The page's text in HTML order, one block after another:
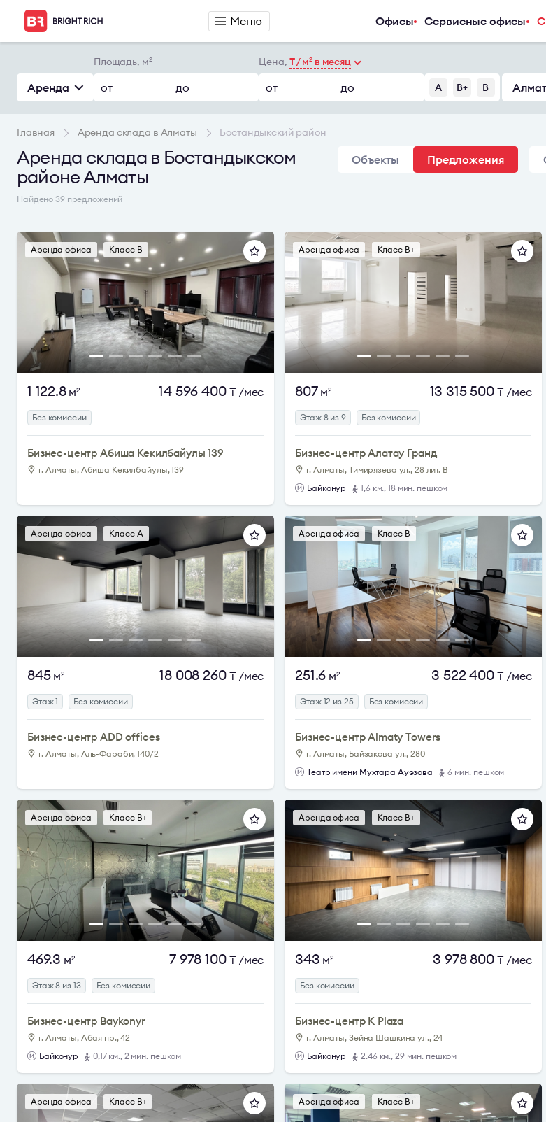
Меню Офисы Сервисные офисы
Аренда
Площадь, м2
от до
Цена, ₸ / м2в месяц
от до A B+ B
Главная Аренда склада в Алматы Бостандыкский район
Аренда склада в Бостандыкском
районе Алматы
Найдено 39 предложений
Объекты Предложения
Аренда офиса Класс B
1 122.8м2 14 596 400₸ /мес
Без комиссии
Бизнес-центр Абиша Кекилбайулы 139
г. Алматы, Абиша Кекилбайулы, 139
Аренда офиса Класс B+
807м2 13 315 500₸ /мес
Этаж 8 из 9 Без комиссии
Бизнес-центр Алатау Гранд
г. Алматы, Тимирязева ул., 28 лит. В
Байконур
1,6 км., 18 мин. пешком
Аренда офиса Класс A
845м2 18 008 260₸ /мес
Этаж 1 Без комиссии
Бизнес-центр ADD offices
г. Алматы, Аль-Фараби, 140/2
Аренда офиса Класс B
251.6 м2 3 522 400₸ /мес
Этаж 12 из 25 Без комиссии
Бизнес-центр Almaty Towers
г. Алматы, Байзакова ул., 280
Театр имени Мухтара Ауэзова
6 мин. пешком
Аренда офиса Класс B+
469.3 м2 7 978 100₸ /мес
Этаж 8 из 13 Без комиссии
Бизнес-центр Baykonyr
г. Алматы, Абая пр., 42
Байконур
0,17 км., 2 мин. пешком
Аренда офиса Класс B+
343 м2 3 978 800₸ /мес
Без комиссии
Бизнес-центр K Plaza
г. Алматы, Зейна Шашкина ул., 24
Байконур
2.46 км., 29 мин. пешком
Аренда офиса Класс B+ Аренда офиса Класс B+
Аренда
Аренда офиса
Аренда сервисного офиса
Продажа
Продажа склада
Услуги
Аналитический центр
Арендаторам
Владельцам и девелоперам